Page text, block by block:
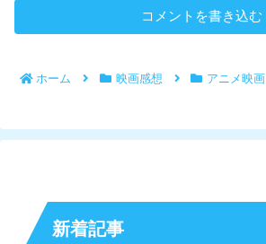
コメントを書き込む
ホーム 映画感想 アニメ映画
新着記事